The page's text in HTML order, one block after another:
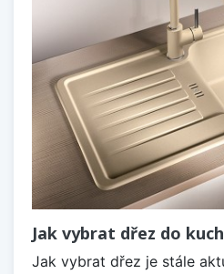
Jak vybrat dřez do
Jak vybrat dřez je stále